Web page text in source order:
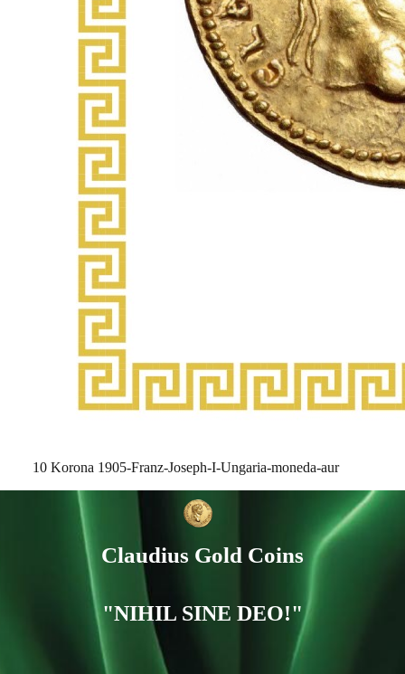
10 Korona 1905-Franz-Joseph-I-Ungaria-moneda-aur
Claudius Gold Coins
"NIHIL SINE DEO!"